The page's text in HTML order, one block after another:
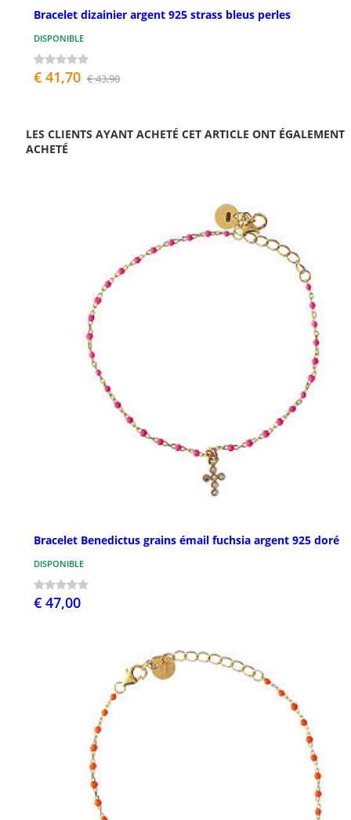
Bracelet dizainier argent 925 strass bleus perles
DISPONIBLE
€ 41,70 € 43,90
LES CLIENTS AYANT ACHETÉ CET ARTICLE ONT ÉGALEMENT
ACHETÉ
Bracelet Benedictus grains émail fuchsia argent 925 doré
DISPONIBLE
€ 47,00